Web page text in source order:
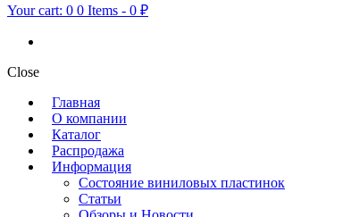
Your cart: 0 0 Items - 0 ₽
Close
Главная
О компании
Каталог
Распродажа
Информация
Состояние виниловых пластинок
Статьи